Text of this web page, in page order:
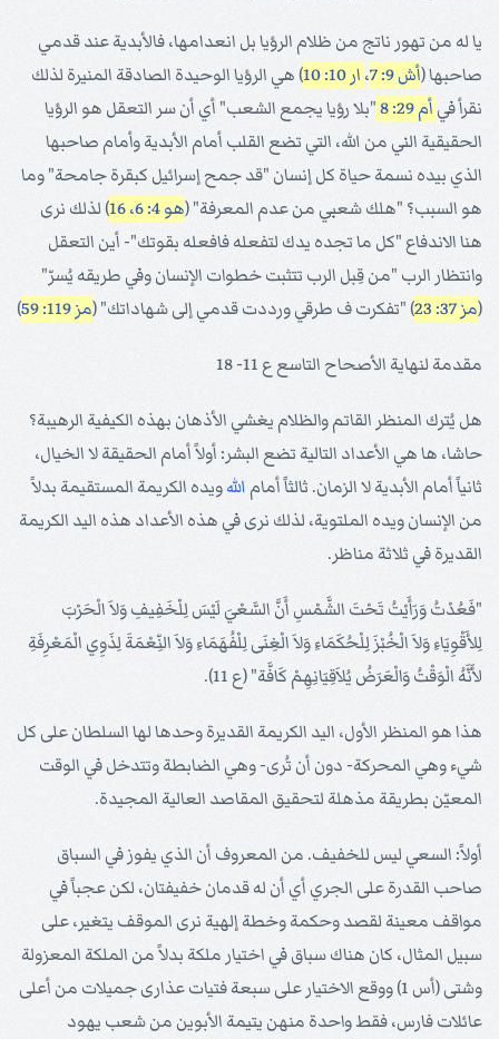
يا له من تهور ناتج من ظلام الرؤيا بل انعدامها، فالأبدية عند قدمي
صاحبها (أش 9: 7 ، ار 10: 10
) هي الرؤيا الوحيدة الصادقة المنيرة لذلك
نقرأ في أم 29: 8
"بلا رؤيا يجمع الشعب" أي أن سر التعقل هو الرؤيا
الحقيقية الني من الله، التي تضع القلب أمام الأبدية وأمام صاحبها
الذي بيده نسمة حياة كل إنسان "قد جمح إسرائيل كبقرة جامحة" وما
هو السبب؟ "هلك شعبي من عدم المعرفة" (هو 4: 6، 16
) لذلك نرى
هنا الاندفاع "كل ما تجده يدك لتفعله فافعله بقوتك"- أين التعقل
وانتظار الرب "من قِبل الرب تتثبت خطوات الإنسان وفي طريقه يُسرّ"
(مز 37: 23 ) "تفكرت ف طرقي ورددت قدمي إلى شهاداتك" (مز 119: 59 )
مقدمة لنهاية الأصحاح التاسع ع 11- 18
هل يُترك المنظر القاتم والظلام يغشي الأذهان بهذه الكيفية الرهيبة؟
حاشا، ها هي الأعداد التالية تضع البشر: أولاً أمام الحقيقة لا الخيال،
ثانياً أمام الأبدية لا الزمان. ثالثاً أمام اللهويده الكريمة المستقيمة بدلاً
من الإنسان ويده الملتوية، لذلك نرى في هذه الأعداد هذه اليد الكريمة
القديرة في ثلاثة مناظر.
"فَعُدْتُ وَرَأَيْتُ تَحْتَ الشَّمْسِ أَنَّ السَّعْيَ لَيْسَ لِلْخَفِيفِ وَلاَ الْحَرْبَ
لِلأَقْوِيَاءِ وَلاَ الْخُبْزَ لِلْحُكَمَاءِ وَلاَ الْغِنَى لِلْفُهَمَاءِ وَلاَ النِّعْمَةَ لِذَوِي الْمَعْرِفَةِ
لأَنَّهُ الْوَقْتُ وَالْعَرَضُ يُلاَقِيَانِهِمْ كَافَّة" (ع 11).
هذا هو المنظر الأول، اليد الكريمة القديرة وحدها لها السلطان على كل
شيء وهي المحركة- دون أن تُرى- وهي الضابطة وتتدخل في الوقت
المعيّن بطريقة مذهلة لتحقيق المقاصد العالية المجيدة.
أولاً: السعي ليس للخفيف. من المعروف أن الذي يفوز في السباق
صاحب القدرة على الجري أي أن له قدمان خفيفتان، لكن عجباً في
مواقف معينة لقصد وحكمة وخطة إلهية نرى الموقف يتغير، على
سبيل المثال، كان هناك سباق في اختيار ملكة بدلاً من الملكة المعزولة
وشتى (أس 1) ووقع الاختيار على سبعة فتيات عذارى جميلات من أعلى
عائلات فارس، فقط واحدة منهن يتيمة الأبوين من شعب يهود